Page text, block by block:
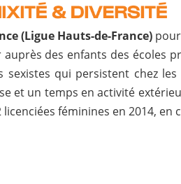
(Ligue Hauts-de-France)pour
auprès des enfants des écoles
sexistes qui persistent chez
et un temps en activité
féminines en 2014, en